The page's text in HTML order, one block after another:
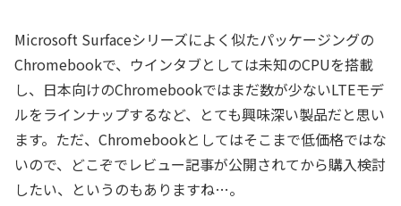
Microsoft Surfaceシリーズによく似たパッケージングの
Chromebookで、ウインタブとしては未知のCPUを搭載
し、日本向けのChromebookではまだ数が少ないLTEモデ
ルをラインナップするなど、とても興味深い製品だと思い
ます。ただ、Chromebookとしてはそこまで低価格ではな
いので、どこぞでレビュー記事が公開されてから購入検討
したい、というのもありますね…。